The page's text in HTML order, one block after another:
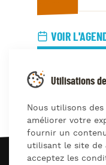
VOIR
Utilisations
Nous utilisons
améliorer votre
fournir un
utilisant le site de
acceptez les